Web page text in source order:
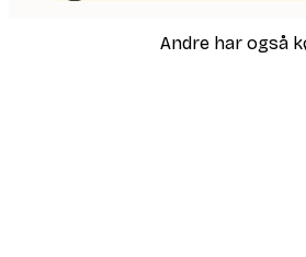
Andre har også